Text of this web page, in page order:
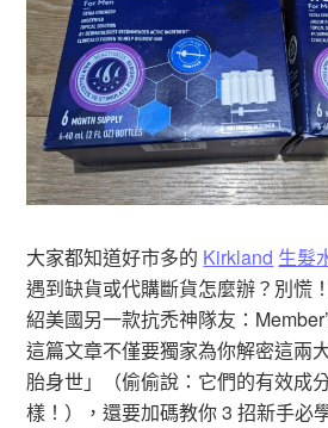
大家都知道好市多的 Kirkland 生髮
遇到缺貨或代購斷貨怎麼辦？別慌
紹美國另一款抗禿神隊友：
這篇文章不僅要獨家為你解密這兩
胎身世」（偷偷說：它們的有效成
樣！），還要加碼教你 3 招新手必